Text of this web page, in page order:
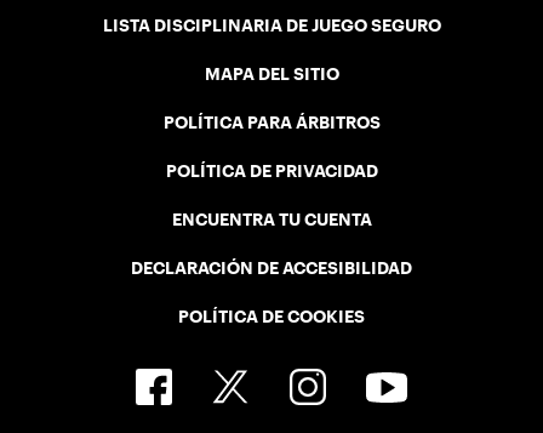
LISTA DISCIPLINARIA DE JUEGO SEGURO
MAPA DEL SITIO
POLÍTICA PARA ÁRBITROS
POLÍTICA DE PRIVACIDAD
ENCUENTRA TU CUENTA
DECLARACIÓN DE ACCESIBILIDAD
POLÍTICA DE COOKIES